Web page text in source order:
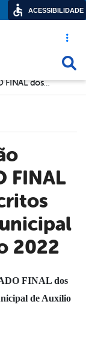
Acesso
Prefeitura de Solidão divulga RESULTADO FINAL dos estudantes inscritos para o Programa Municipal de Auxílio Educação 2022
FINAL
2022
FINAL dos
de Auxílio
ACESSIBILIDADE